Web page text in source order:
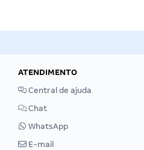
ATENDIMENTO
Central de ajuda
Chat
WhatsApp
E-mail